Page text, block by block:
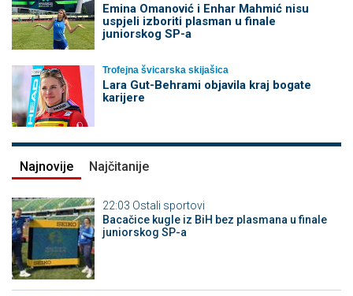
Emina Omanović i Enhar Mahmić nisu
uspjeli izboriti plasman u finale
juniorskog SP-a
Trofejna švicarska skijašica
Lara Gut-Behrami objavila kraj bogate
karijere
Najnovije Najčitanije
22:03 Ostali sportovi
Bacačice kugle iz BiH bez plasmana u finale
juniorskog SP-a